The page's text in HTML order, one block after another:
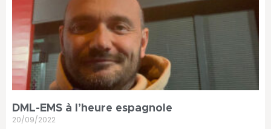
DML-EMS à l’heure espagnole
20/09/2022